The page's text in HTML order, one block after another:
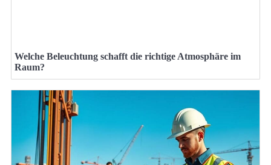
Welche Beleuchtung schafft die richtige Atmosphäre im
Raum?